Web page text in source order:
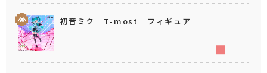
初音ミク T-most フィギュア